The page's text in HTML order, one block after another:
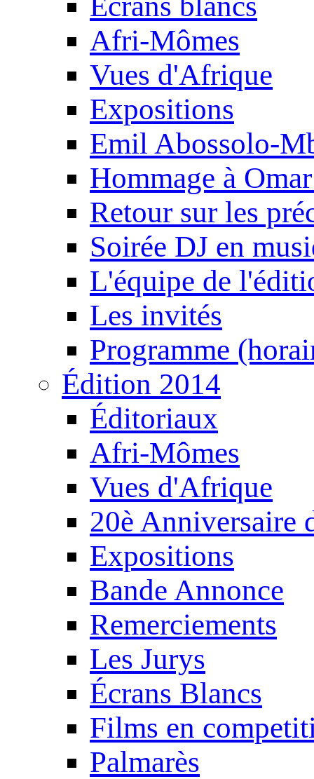
Afri-Mômes
Vues d'Afrique
Expositions
Emil Abossolo-
Hommage à
Retour sur les
Soirée DJ en
L'équipe de
Les invités
Programme
Édition 2014
Éditoriaux
Afri-Mômes
Vues d'Afrique
20è Anniversaire
Expositions
Bande Annonce
Remerciements
Les Jurys
Écrans Blancs
Films en
Palmarès